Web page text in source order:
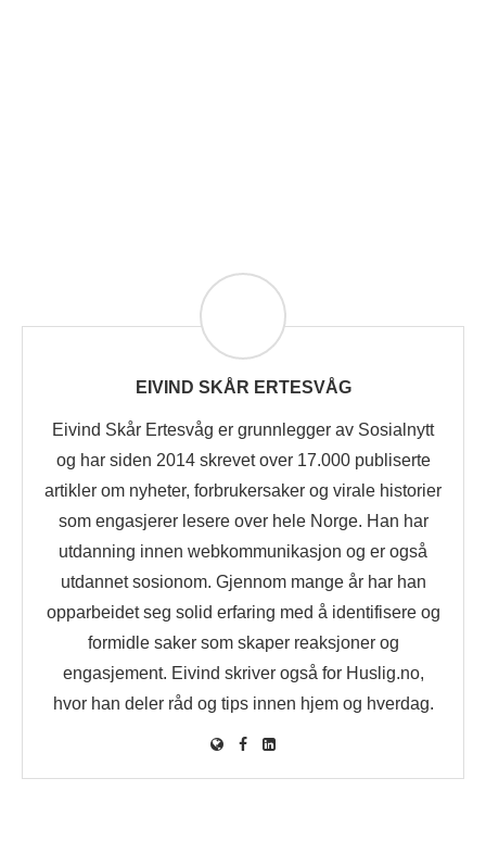
EIVIND SKÅR ERTESVÅG
Eivind Skår Ertesvåg er grunnlegger av Sosialnytt
og har siden 2014 skrevet over 17.000 publiserte
artikler om nyheter, forbrukersaker og virale historier
som engasjerer lesere over hele Norge. Han har
utdanning innen webkommunikasjon og er også
utdannet sosionom. Gjennom mange år har han
opparbeidet seg solid erfaring med å identifisere og
formidle saker som skaper reaksjoner og
engasjement. Eivind skriver også for Huslig.no,
hvor han deler råd og tips innen hjem og hverdag.